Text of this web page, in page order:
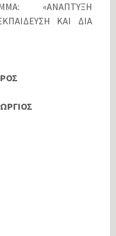
«ΑΝΑΠΤΥΞΗ
ΚΑΙ ΔΙΑ